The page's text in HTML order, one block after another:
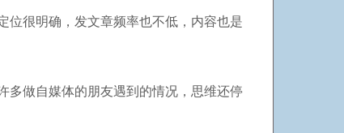
位很明确，发文章频率也不低，内容也是
多做自媒体的朋友遇到的情况，思维还停